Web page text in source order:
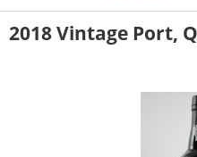
2018 Vintage Port,